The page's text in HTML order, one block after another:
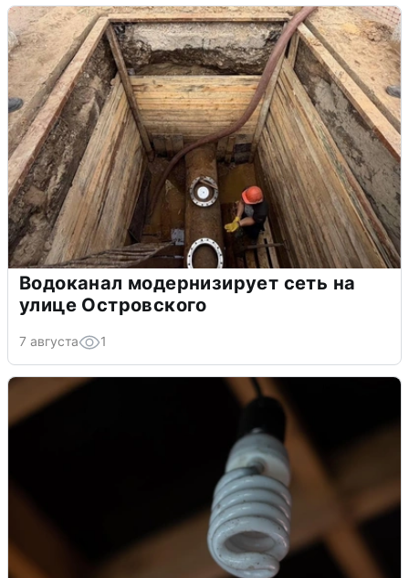
Водоканал модернизирует сеть на
улице Островского
7 августа 1